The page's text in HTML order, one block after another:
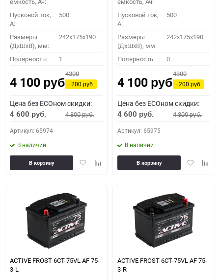
Пусковой ток,
A:
500
Размеры
(ДхШхВ), мм:
242x175x190
Полярность: 1
4 100 руб.
4300
−200руб.
Цена без ECOном скидки:
4 600 руб. 4 800руб.
Артикул: 65974
В наличии
ДобавитьДобавить
В корзину
Пусковой ток,
A:
500
Размеры
(ДхШхВ), мм:
242x175x190
Полярность: 0
4 100 руб.
4300
−200руб.
Цена без ECOном скидки:
4 600 руб. 4 800руб.
Артикул: 65975
В наличии
Добавить
В корзину
ACTIVE FROST 6СТ-75VL АF 75-
3-L
ACTIVE FROST 6СТ-75VL АF 75-
3-R